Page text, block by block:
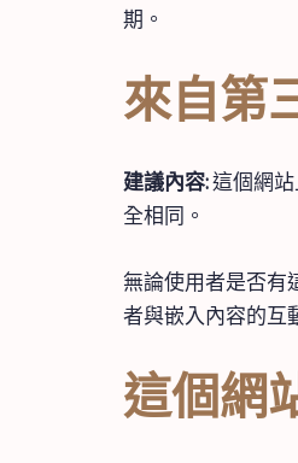
期。
來自第
建議內容:這個網
全相同。
無論使用者是否有
者與嵌入內容的互
這個網